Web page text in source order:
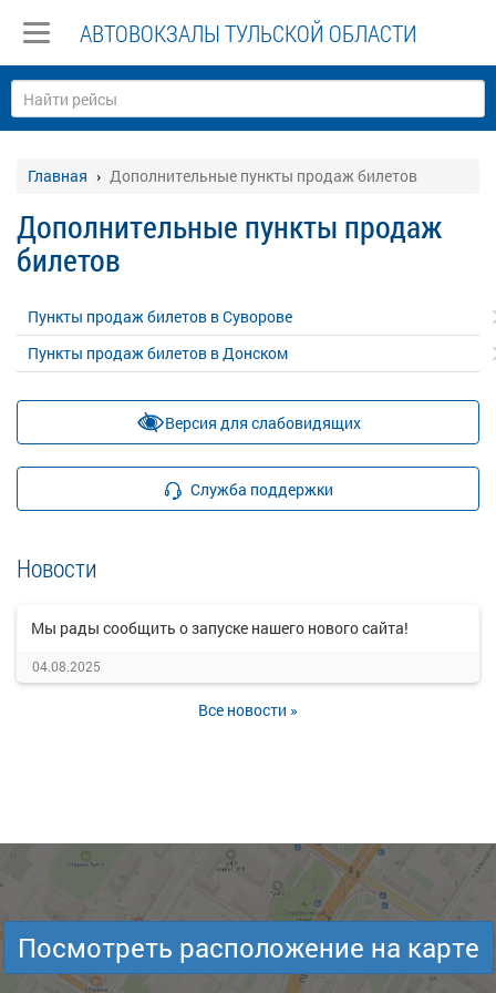
АВТОВОКЗАЛЫ ТУЛЬСКОЙ ОБЛАСТИ
Главная Дополнительные пункты продаж билетов
Дополнительные пункты продаж
билетов
Пункты продаж билетов в Суворове
Пункты продаж билетов в Донском
Версия для слабовидящих
Служба поддержки
Новости
Мы рады сообщить о запуске нашего нового сайта!
04.08.2025
Все новости »
Посмотреть расположение на карте